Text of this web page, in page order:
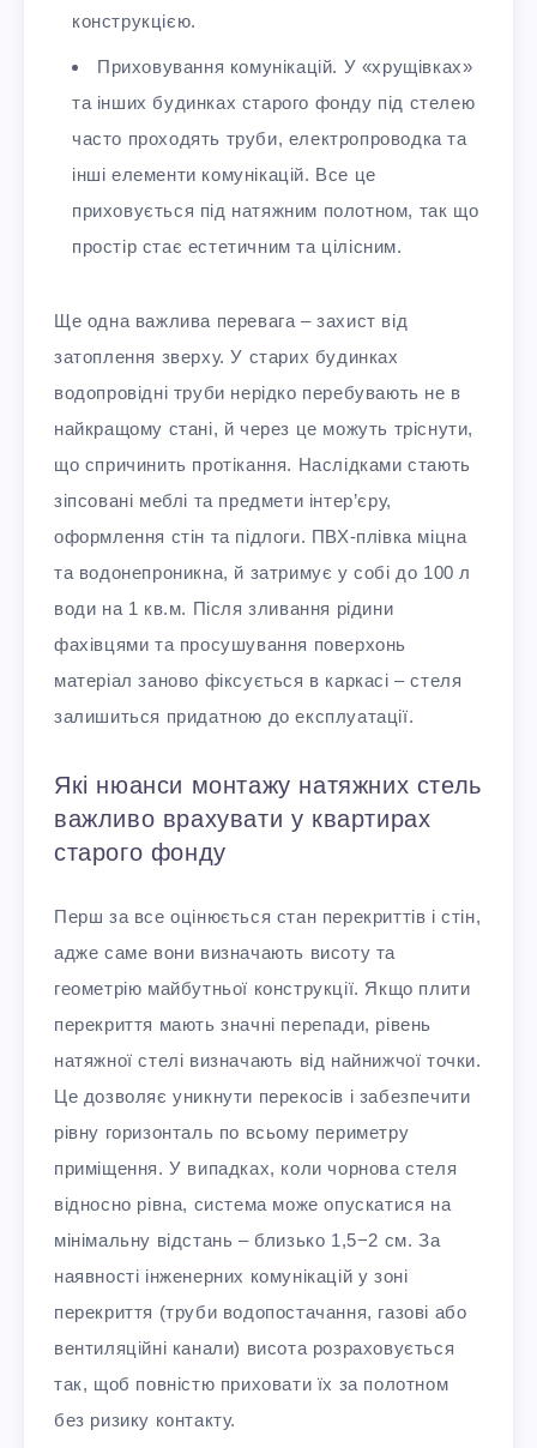
конструкцією.
Приховування комунікацій. У «хрущівках»
та інших будинках старого фонду під стелею
часто проходять труби, електропроводка та
інші елементи комунікацій. Все це
приховується під натяжним полотном, так що
простір стає естетичним та цілісним.
Ще одна важлива перевага – захист від
затоплення зверху. У старих будинках
водопровідні труби нерідко перебувають не в
найкращому стані, й через це можуть тріснути,
що спричинить протікання. Наслідками стають
зіпсовані меблі та предмети інтер’єру,
оформлення стін та підлоги. ПВХ-плівка міцна
та водонепроникна, й затримує у собі до 100 л
води на 1 кв.м. Після зливання рідини
фахівцями та просушування поверхонь
матеріал заново фіксується в каркасі – стеля
залишиться придатною до експлуатації.
Які нюанси монтажу натяжних стель
важливо врахувати у квартирах
старого фонду
Перш за все оцінюється стан перекриттів і стін,
адже саме вони визначають висоту та
геометрію майбутньої конструкції. Якщо плити
перекриття мають значні перепади, рівень
натяжної стелі визначають від найнижчої точки.
Це дозволяє уникнути перекосів і забезпечити
рівну горизонталь по всьому периметру
приміщення. У випадках, коли чорнова стеля
відносно рівна, система може опускатися на
мінімальну відстань – близько 1,5−2 см. За
наявності інженерних комунікацій у зоні
перекриття (труби водопостачання, газові або
вентиляційні канали) висота розраховується
так, щоб повністю приховати їх за полотном
без ризику контакту.